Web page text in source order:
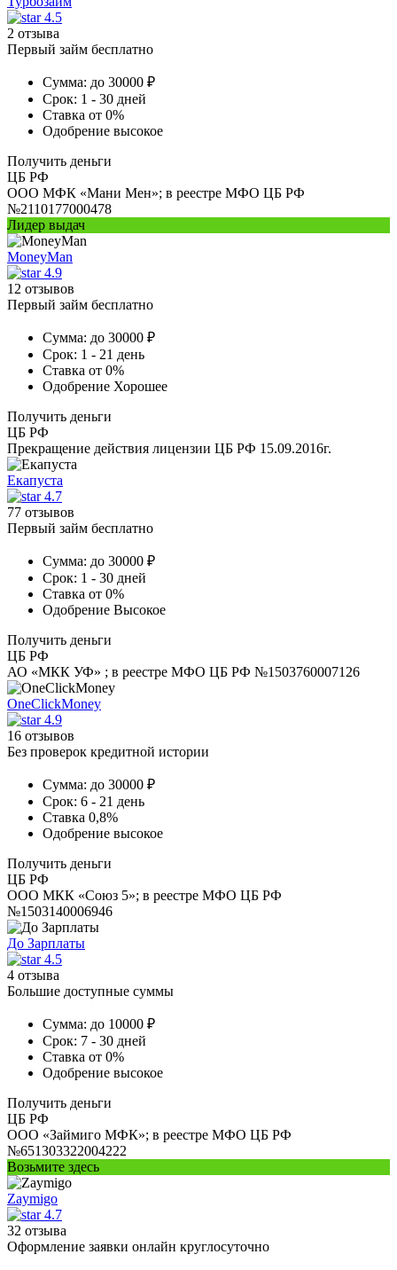
4.5
2 отзыва
Первый займ бесплатно
Сумма: до 30000 ₽
Срок: 1 - 30 дней
Ставка от 0%
Одобрение высокое
Получить деньги
ЦБ РФ
ООО МФК «Мани Мен»; в реестре МФО ЦБ РФ
№2110177000478
Лидер выдач
MoneyMan
4.9
12 отзывов
Первый займ бесплатно
Сумма: до 30000 ₽
Срок: 1 - 21 день
Ставка от 0%
Одобрение Хорошее
Получить деньги
ЦБ РФ
Прекращение действия лицензии ЦБ РФ 15.09.2016г.
Екапуста
4.7
77 отзывов
Первый займ бесплатно
Сумма: до 30000 ₽
Срок: 1 - 30 дней
Ставка от 0%
Одобрение Высокое
Получить деньги
ЦБ РФ
АО «МКК УФ» ; в реестре МФО ЦБ РФ №1503760007126
OneClickMoney
4.9
16 отзывов
Без проверок кредитной истории
Сумма: до 30000 ₽
Срок: 6 - 21 день
Ставка 0,8%
Одобрение высокое
Получить деньги
ЦБ РФ
ООО МКК «Союз 5»; в реестре МФО ЦБ РФ
№1503140006946
До Зарплаты
4.5
4 отзыва
Большие доступные суммы
Сумма: до 10000 ₽
Срок: 7 - 30 дней
Ставка от 0%
Одобрение высокое
Получить деньги
ЦБ РФ
ООО «Займиго МФК»; в реестре МФО ЦБ РФ
№651303322004222
Возьмите здесь
Zaymigo
4.7
32 отзыва
Оформление заявки онлайн круглосуточно